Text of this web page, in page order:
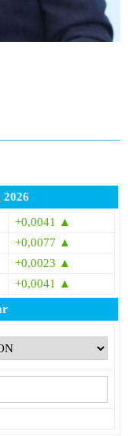
+0,0041 ▲
+0,0077 ▲
+0,0023 ▲
+0,0041 ▲